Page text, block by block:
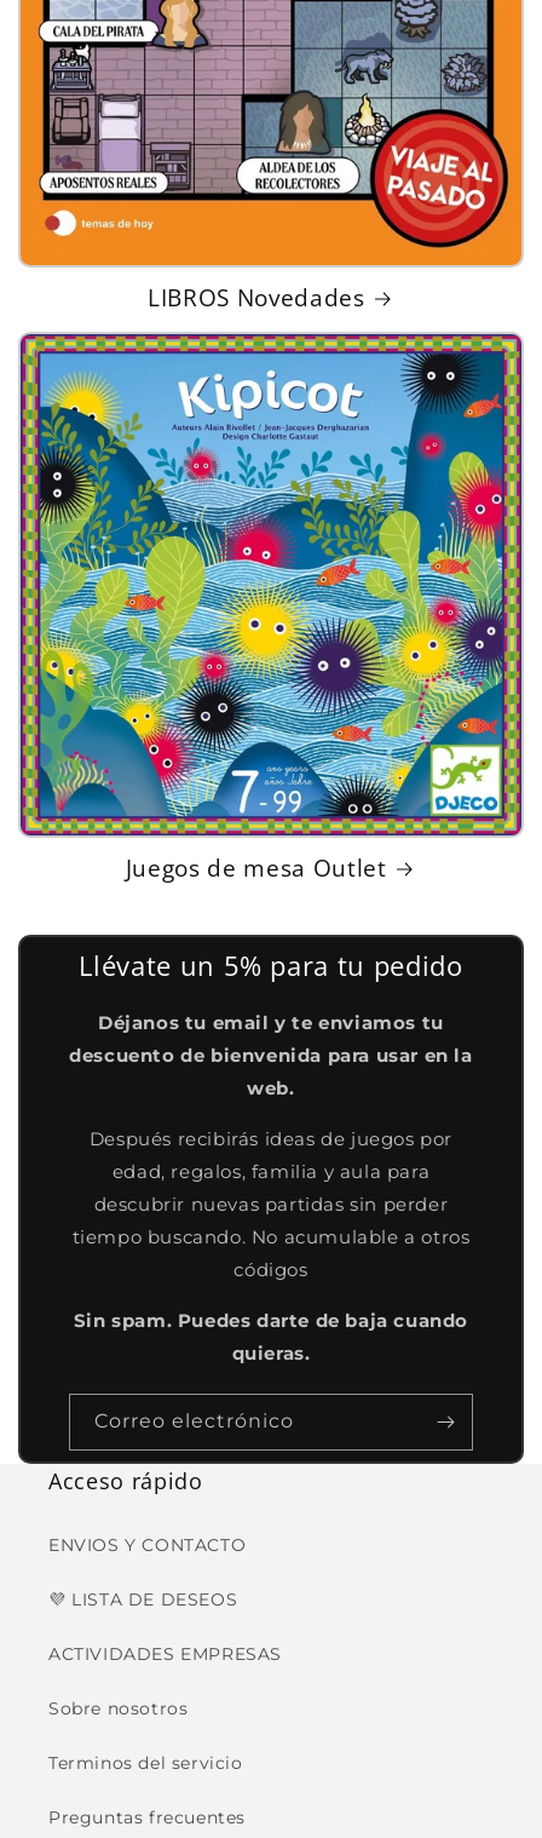
LIBROS Novedades
Juegos de mesa Outlet
Llévate un 5% para tu pedido
Déjanos tu email y te enviamos tu
descuento de bienvenida para usar en la
web.
Después recibirás ideas de juegos por
edad, regalos, familia y aula para
descubrir nuevas partidas sin perder
tiempo buscando. No acumulable a otros
códigos
Sin spam. Puedes darte de baja cuando
quieras.
Correo electrónico
Acceso rápido
ENVIOS Y CONTACTO
💜 LISTA DE DESEOS
ACTIVIDADES EMPRESAS
Sobre nosotros
Terminos del servicio
Preguntas frecuentes